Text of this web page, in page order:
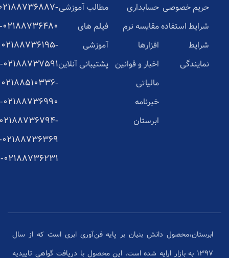
حریم خصوصی
شرایط استفاده
شرایط
نمایندگی
حسابداری
مقایسه نرم
افزارها
اخبار و قوانین
مالیاتی
خبرنامه
ابرستان
مطالب آموزشی
فیلم های
آموزشی
پشتیبانی آنلاین
02188736887-
02188736480-
02188736195-
02188737591-
02188510336-
02188736990-
02188736794-
02188736369-
02188736231-
ابرستان،محصول دانش بنیان بر پایه فن‌آوری ابری است که از سال
1397 به بازار ارایه شده است. این محصول با دریافت گواهی تاییدیه